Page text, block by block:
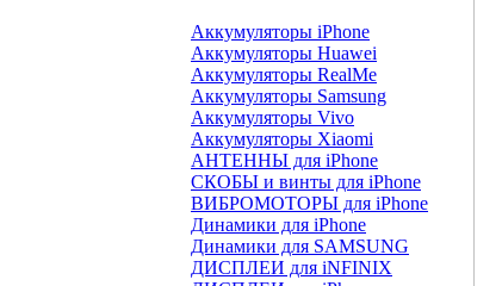
Аккумуляторы iPhone
Аккумуляторы Huawei
Аккумуляторы RealMe
Аккумуляторы Samsung
Аккумуляторы Vivo
Аккумуляторы Xiaomi
АНТЕННЫ для iPhone
СКОБЫ и винты для iPhone
ВИБРОМОТОРЫ для iPhone
Динамики для iPhone
Динамики для SAMSUNG
ДИСПЛЕИ для iNFINIX